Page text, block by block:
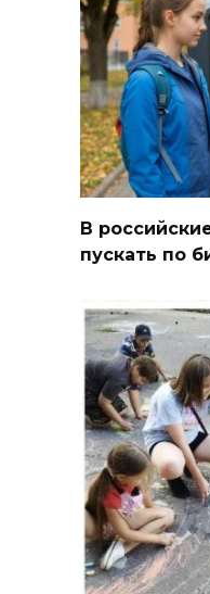
В
пускать по